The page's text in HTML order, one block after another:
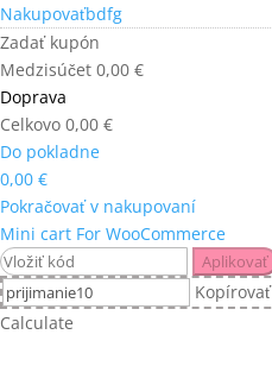
Nakupovaťbdfg
Zadať kupón
Medzisúčet 0,00 €
Doprava
Celkovo 0,00 €
Do pokladne
0,00 €
Pokračovať v nakupovaní
Mini cart For WooCommerce
Aplikovať
Kopírovať
Calculate